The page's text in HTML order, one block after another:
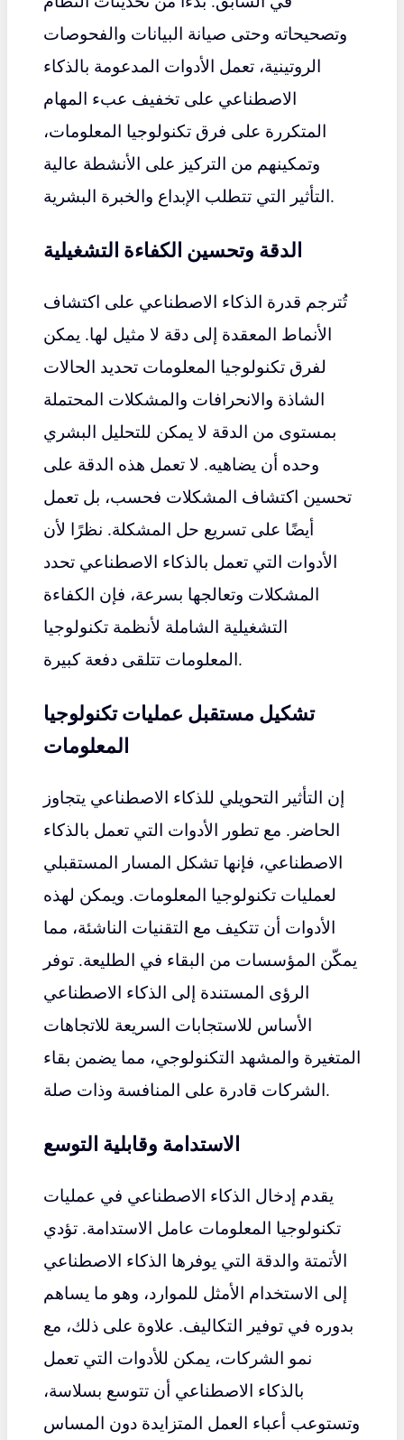
وتصحيحاته وحتى صيانة البيانات والفحوصات
الروتينية، تعمل الأدوات المدعومة بالذكاء
الاصطناعي على تخفيف عبء المهام
المتكررة على فرق تكنولوجيا المعلومات،
وتمكينهم من التركيز على الأنشطة عالية
التأثير التي تتطلب الإبداع والخبرة البشرية.
الدقة وتحسين الكفاءة التشغيلية
تُترجم قدرة الذكاء الاصطناعي على اكتشاف
الأنماط المعقدة إلى دقة لا مثيل لها. يمكن
لفرق تكنولوجيا المعلومات تحديد الحالات
الشاذة والانحرافات والمشكلات المحتملة
بمستوى من الدقة لا يمكن للتحليل البشري
وحده أن يضاهيه. لا تعمل هذه الدقة على
تحسين اكتشاف المشكلات فحسب، بل تعمل
أيضًا على تسريع حل المشكلة. نظرًا لأن
الأدوات التي تعمل بالذكاء الاصطناعي تحدد
المشكلات وتعالجها بسرعة، فإن الكفاءة
التشغيلية الشاملة لأنظمة تكنولوجيا
المعلومات تتلقى دفعة كبيرة.
تشكيل مستقبل عمليات تكنولوجيا
المعلومات
إن التأثير التحويلي للذكاء الاصطناعي يتجاوز
الحاضر. مع تطور الأدوات التي تعمل بالذكاء
الاصطناعي، فإنها تشكل المسار المستقبلي
لعمليات تكنولوجيا المعلومات. ويمكن لهذه
الأدوات أن تتكيف مع التقنيات الناشئة، مما
يمكّن المؤسسات من البقاء في الطليعة. توفر
الرؤى المستندة إلى الذكاء الاصطناعي
الأساس للاستجابات السريعة للاتجاهات
المتغيرة والمشهد التكنولوجي، مما يضمن بقاء
الشركات قادرة على المنافسة وذات صلة.
الاستدامة وقابلية التوسع
يقدم إدخال الذكاء الاصطناعي في عمليات
تكنولوجيا المعلومات عامل الاستدامة. تؤدي
الأتمتة والدقة التي يوفرها الذكاء الاصطناعي
إلى الاستخدام الأمثل للموارد، وهو ما يساهم
بدوره في توفير التكاليف. علاوة على ذلك، مع
نمو الشركات، يمكن للأدوات التي تعمل
بالذكاء الاصطناعي أن تتوسع بسلاسة،
وتستوعب أعباء العمل المتزايدة دون المساس